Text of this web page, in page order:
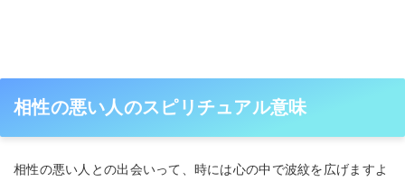
相性の悪い人のスピリチュアル意味
相性の悪い人との出会いって、時には心の中で波紋を広げますよ